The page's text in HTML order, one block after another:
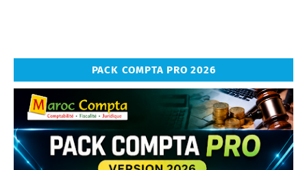
PACK COMPTA PRO 2026